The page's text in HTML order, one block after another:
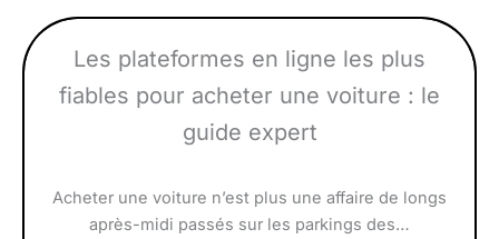
Les plateformes en ligne les plus
fiables pour acheter une voiture : le
guide expert
Acheter une voiture n’est plus une affaire de longs
après-midi passés sur les parkings des…